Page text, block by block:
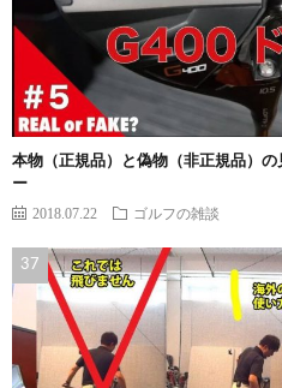
本物（正規品）と偽物（非正規品）
ー
2018.07.22 ゴルフの雑談